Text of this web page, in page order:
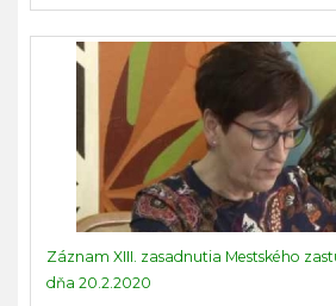
Záznam XIII. zasadnutia Mestského
dňa 20.2.2020